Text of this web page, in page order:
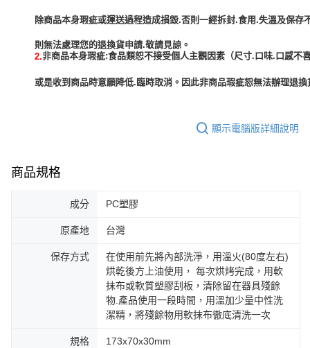
除商品本身瑕疵或運送過程造成損毀.否則一經拆封.食用.失溫及保存
2.非商品本身瑕疵:食品類恕不接受個人主觀因素（尺寸.口味.口感不
或是收到商品時意願降低.臨時取消。因此非商品瑕疵恕無法辦理退
顯示電腦版詳細說明
商品規格
成分 PC塑膠
原產地 台灣
保存方式
在使用前先將內部洗淨，用溫火(80度左右)
烘乾後方上油使用， 每次烘烤完成，用軟
抹布或軟質塑膠刮板，清除留在器具殘餘
物.產品使用一段時間，用溫加少量中性洗
潔精，將殘餘物用軟抹布徹底清洗一次
規格 173x70x30mm